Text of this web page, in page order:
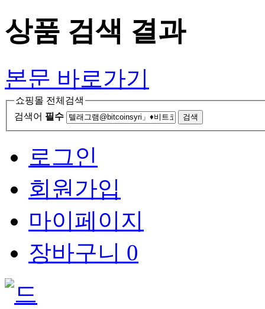
상품 검색 결과
본문 바로가기
쇼핑몰 전체검색
검색어 필수 검색
로그인
회원가입
마이페이지
장바구니 0